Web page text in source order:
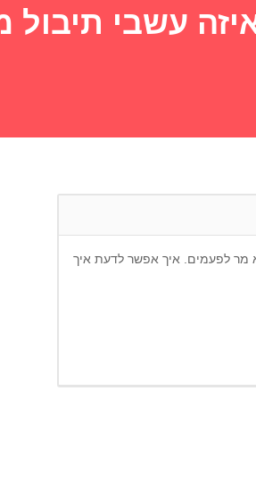
עשבי תיבול
מר לפעמים. איך אפשר לדעת איך